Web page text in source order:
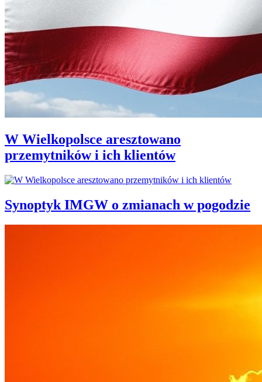
W Wielkopolsce aresztowano
przemytników i ich klientów
Synoptyk IMGW o zmianach w pogodzie